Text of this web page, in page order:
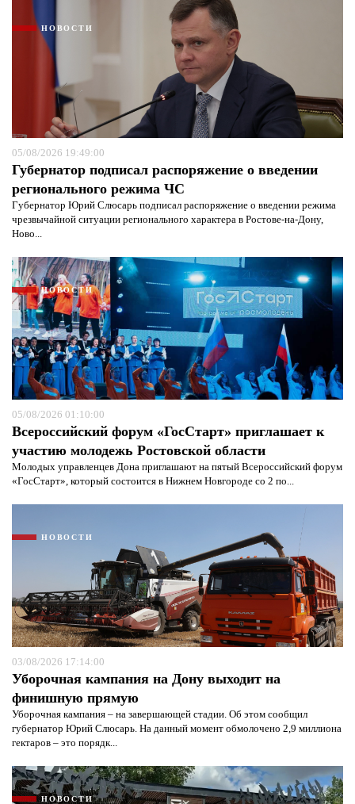
НОВОСТИ
05/08/2026 19:49:00
Губернатор подписал распоряжение о введении
регионального режима ЧС
Губернатор Юрий Слюсарь подписал распоряжение о введении режима
чрезвычайной ситуации регионального характера в Ростове-на-Дону,
Ново...
НОВОСТИ
05/08/2026 01:10:00
Всероссийский форум «ГосСтарт» приглашает к
участию молодежь Ростовской области
Молодых управленцев Дона приглашают на пятый Всероссийский форум
«ГосСтарт», который состоится в Нижнем Новгороде со 2 по...
НОВОСТИ
03/08/2026 17:14:00
Уборочная кампания на Дону выходит на
финишную прямую
Уборочная кампания – на завершающей стадии. Об этом сообщил
губернатор Юрий Слюсарь. На данный момент обмолочено 2,9 миллиона
гектаров – это порядк...
НОВОСТИ
Я согласен сполитикой конфиденциальности и
защиты информации*
Я согласен сполитикой конфиденциальности и
защиты информации*